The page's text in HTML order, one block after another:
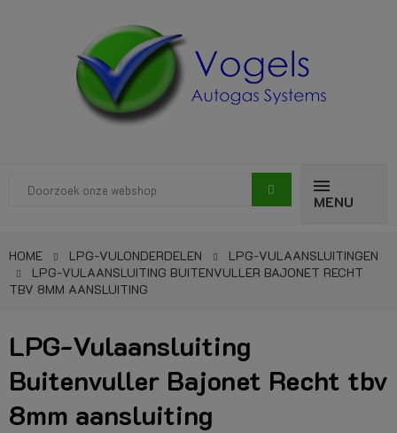
MENU
HOME LPG-VULONDERDELEN
LPG-VULAANSLUITINGEN
LPG-VULAANSLUITING BUITENVULLER BAJONET RECHT
TBV 8MM AANSLUITING
LPG-Vulaansluiting
Buitenvuller Bajonet Recht tbv
8mm aansluiting